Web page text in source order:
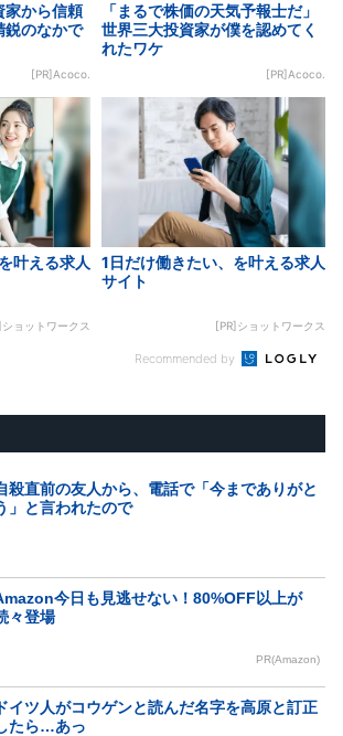
家から信頼
鋭のなかで
[PR]Acoco.
「まるで株価の天気予報士だ」
世界三大投資家が僕を認めてく
れたワケ
[PR]Acoco.
叶える求人
ショットワークス
1日だけ働きたい、を叶える求人
サイト
[PR]ショットワークス
Recommended by
殺直前の友人から、電話で「今までありがと
」と言われたので
今日も見逃せない！80%OFF以上が
々登場
PR(Amazon)
ドイツ人がコウゲンと読んだ名字を高原と訂正
たら…あっ